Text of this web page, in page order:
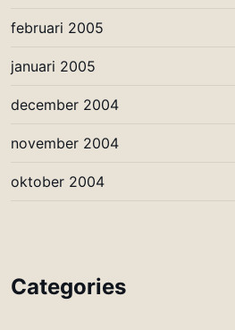
februari 2005
januari 2005
december 2004
november 2004
oktober 2004
Categories